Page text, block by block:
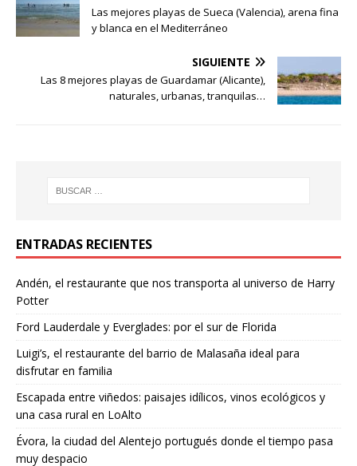
Las mejores playas de Sueca (Valencia), arena fina
y blanca en el Mediterráneo
SIGUIENTE
Las 8 mejores playas de Guardamar (Alicante),
naturales, urbanas, tranquilas…
ENTRADAS RECIENTES
Andén, el restaurante que nos transporta al universo de Harry
Potter
Ford Lauderdale y Everglades: por el sur de Florida
Luigi’s, el restaurante del barrio de Malasaña ideal para
disfrutar en familia
Escapada entre viñedos: paisajes idílicos, vinos ecológicos y
una casa rural en LoAlto
Évora, la ciudad del Alentejo portugués donde el tiempo pasa
muy despacio